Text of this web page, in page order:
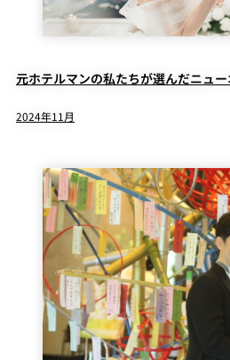
元ホテルマンの私たちが選んだニュ
2024年11月